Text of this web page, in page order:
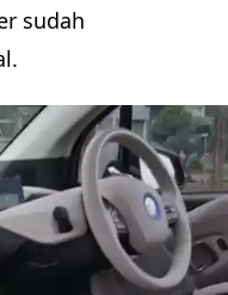
sudah